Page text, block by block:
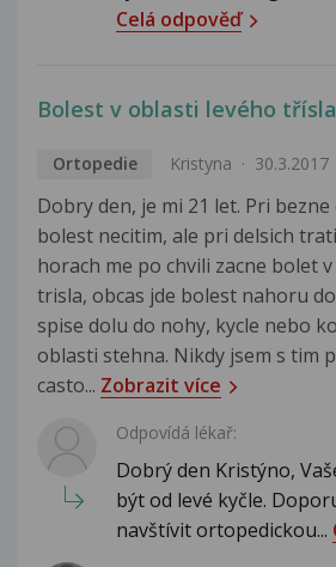
Celá odpověď
Bolest v oblasti levého třísla
Ortopedie Kristyna 30.3.2017
Dobry den, je mi 21 let. Pri
bolest necitim, ale pri delsich
horach me po chvili zacne bolet
trisla, obcas jde bolest nahoru
spise dolu do nohy, kycle nebo
oblasti stehna. Nikdy jsem s tim
casto... Zobrazit více
Odpovídá lékař:
Dobrý den Kristýno,
být od levé kyčle.
navštívit ortopedickou...